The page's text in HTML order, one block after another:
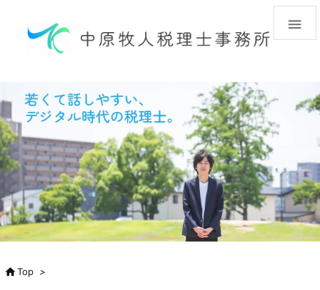

Top >